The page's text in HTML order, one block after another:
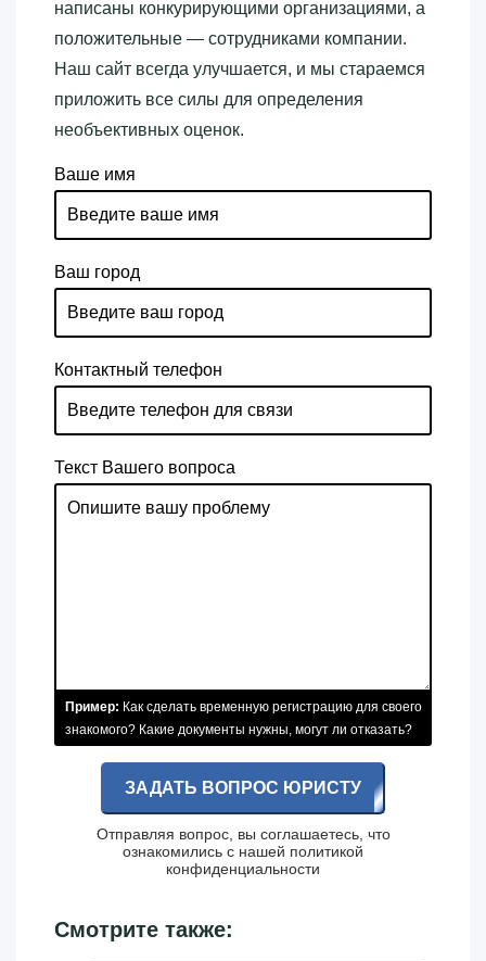
написаны конкурирующими организациями, а
положительные — сотрудниками компании.
Наш сайт всегда улучшается, и мы стараемся
приложить все силы для определения
необъективных оценок.
Ваше имя
Ваш город
Контактный телефон
Текст Вашего вопроса
Пример: Как сделать временную регистрацию для своего
знакомого? Какие документы нужны, могут ли отказать?
ЗАДАТЬ ВОПРОС ЮРИСТУ
Отправляя вопрос, вы соглашаетесь, что
ознакомились с нашей политикой
конфиденциальности
Смотрите также: